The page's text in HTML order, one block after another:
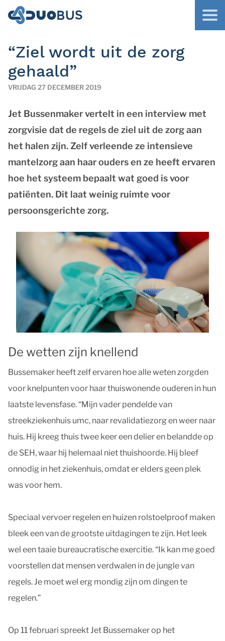
“Ziel wordt uit de zorg
gehaald”
VRIJDAG 27 DECEMBER 2019
Jet Bussenmaker vertelt in een interview met
zorgvisie dat de regels de ziel uit de zorg aan
het halen zijn. Zelf verleende ze intensieve
mantelzorg aan haar ouders en ze heeft ervaren
hoe het systeem bepaalt wat goed is voor
patiënten. Dit laat weinig ruimte voor
persoonsgerichte zorg.
De wetten zijn knellend
Bussemaker heeft zelf ervaren hoe alle weten zorgden
voor knelpunten voor haar thuiswonende ouderen in hun
laatste levensfase. “Mijn vader pendelde van
streekziekenhuis umc, naar revalidatiezorg en weer naar
huis. Hij kreeg thuis twee keer een delier en belandde op
de SEH, waar hij helemaal niet thuishoorde. Hij bleef
onnodig in het ziekenhuis, omdat er elders geen plek
was voor hem.
Speciaal vervoer regelen en huizen rolstoelproof maken
bleek een van de grootste uitdagingen te zijn. Het leek
wel een taaie bureaucratische exercitie. “Ik kan me goed
voorstellen dat mensen verdwalen in de jungle van
regels. Je moet wel erg mondig zijn om dingen te
regelen.”
Op 11 februari spreekt Jet Bussemaker op het